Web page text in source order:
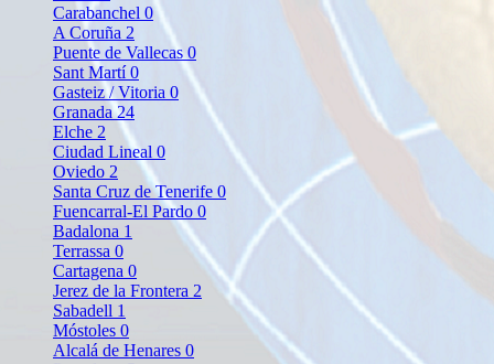
Carabanchel 0
A Coruña 2
Puente de Vallecas 0
Sant Martí0
Gasteiz / Vitoria 0
Granada24
Elche 2
Ciudad Lineal 0
Oviedo 2
Santa Cruz de Tenerife 0
Fuencarral-El Pardo 0
Badalona 1
Terrassa 0
Cartagena 0
Jerez de la Frontera 2
Sabadell 1
Móstoles 0
Alcalá de Henares 0